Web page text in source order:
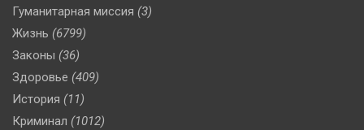
Гуманитарная миссия (3)
Жизнь (6799)
Законы (36)
Здоровье (409)
История (11)
Криминал (1012)